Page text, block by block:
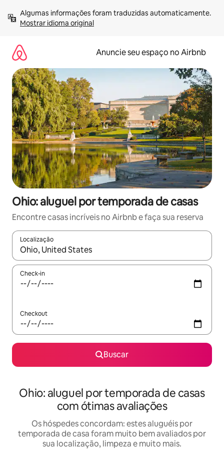
para
Mostrar idioma original
Anuncie seu espaço no Airbnb
Ohio: aluguel por temporada de casas
Encontre casas incríveis no Airbnb e faça sua reserva
Localização
Quando os resultados estiverem disponíveis, explore-os
Check-in
Checkout
Buscar
Ohio: aluguel por temporada de casas
com ótimas avaliações
Os hóspedes concordam: estes aluguéis por
temporada de casa foram muito bem avaliados por
sua localização, limpeza e muito mais.